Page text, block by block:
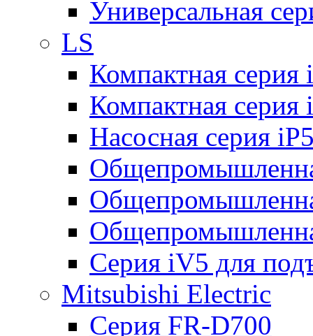
Универсальная
LS
Компактная серия
Компактная серия
Насосная серия
Серия iV5 для
Mitsubishi Electric
Серия FR-D700